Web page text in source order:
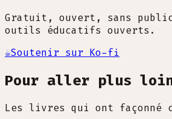
Gratuit, ouvert, sans
outils éducatifs ouverts.
☕Soutenir sur Ko-fi
Pour aller plus
Les livres qui ont façonné